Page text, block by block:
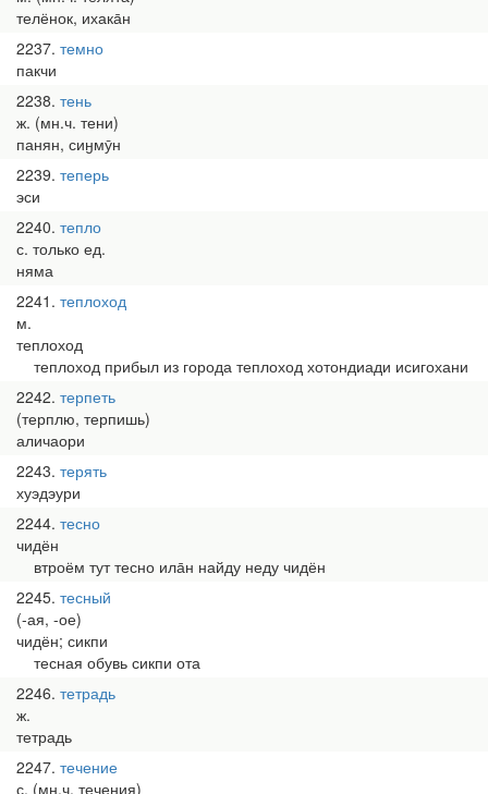
телёнок, ихака̄н
2237 темно
пакчи
2238 тень
ж. (мн.ч. тени)
панян, сиӈмӯн
2239 теперь
эси
2240 тепло
с. только ед.
няма
2241 теплоход
м.
теплоход
теплоход прибыл из города теплоход хотондиади исигохани
2242 терпеть
(терплю, терпишь)
аличаори
2243 терять
хуэдэури
2244 тесно
чидён
втроём тут тесно ила̄н найду неду чидён
2245 тесный
(-ая, -ое)
чидён; сикпи
тесная обувь сикпи ота
2246 тетрадь
ж.
тетрадь
2247 течение
с. (мн.ч. течения)